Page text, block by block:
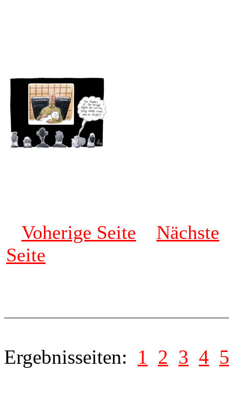
Voherige Seite
Nächste
Seite
Ergebnisseiten: 1 2 3 4 5